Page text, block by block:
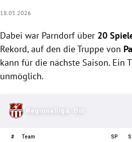
18.05.2026
Dabei war Parndorf über 20
Rekord, auf den die Truppe von
kann für die nächste Saison. Ein
unmöglich.
Regionalliga: Ost
# Team SP S